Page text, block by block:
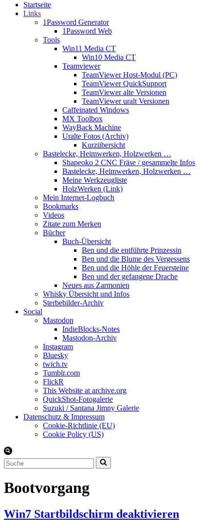
Startseite
Links
1Password Generator
1Password Web
Tools
Win11 Media CT
Win10 Media CT
Teamviewer
TeamViewer Host-Modul (PC)
TeamViewer QuickSupport
TeamViewer alte Versionen
TeamViewer uralt Versionen
Caffeinated Windows
MX Toolbox
WayBack Machine
Uralte Fotos (Archiv)
Kurzübersicht
Bastelecke, Heimwerken, Holzwerken …
Shapeoko 2 CNC Fräse / gesammelte Infos
Bastelecke, Heimwerken, Holzwerken …
Meine Werkzeugliste
HolzWerken (Link)
Mein Internet-Logbuch
Bookmarks
Videos
Zitate zum Merken
Bücher
Buch-Übersicht
Ben und die entführte Prinzessin
Ben und die Blume des Vergessens
Ben und die Höhle der Feuersteine
Ben und der gefangene Drache
Neues aus Zarmonien
Whisky Übersicht und Infos
Sterbebilder-Archiv
Social
Mastodon
IndieBlocks-Notes
Mastodon-Archiv
Instagram
Bluesky
twich.tv
Tumblr.com
FlickR
This Website at archive.org
QuickShot-Fotogalerie
Suzuki / Santana Jimny Galerie
Datenschutz & Impressum
Cookie-Richtlinie (EU)
Cookie Policy (US)
Suchen
nach …
Bootvorgang
Win7 Startbildschirm deaktivieren